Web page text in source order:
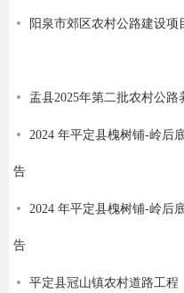
阳泉市郊区农村公路建设
盂县2025年第二批农村公
2024 年平定县槐树铺-岭后
告
2024 年平定县槐树铺-岭后
告
平定县冠山镇农村道路工